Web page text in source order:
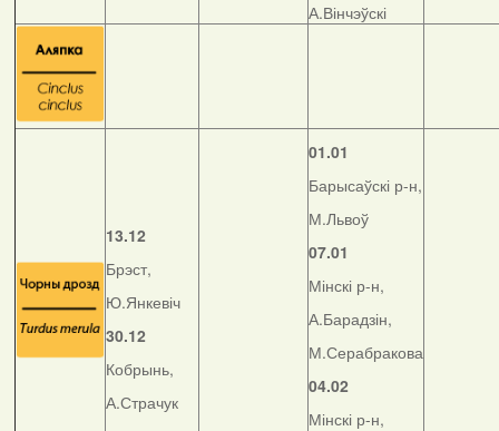
А.Вінчэўскі
13.12
Брэст,
Ю.Янкевіч
30.12
Кобрынь,
А.Страчук
01.01
Барысаўскі р-н,
М.Львоў
07.01
Мінскі р-н,
А.Барадзін,
М.Серабракова
04.02
Мінскі р-н,